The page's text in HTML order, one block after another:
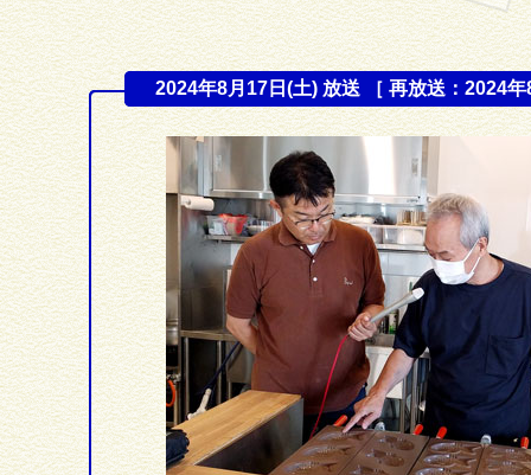
2024年8月17日(土) 放送 ［ 再放送：2024